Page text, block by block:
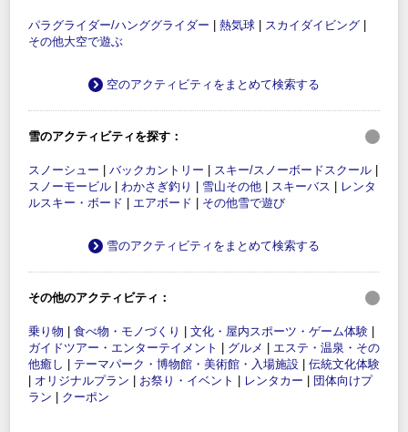
パラグライダー/ハンググライダー 熱気球 スカイダイビング
その他大空で遊ぶ
空のアクティビティをまとめて検索する
雪のアクティビティを探す：
スノーシュー バックカントリー スキー/スノーボードスクール
スノーモービル
わかさぎ釣り 雪山その他 スキーバス
レンタ
ルスキー・ボード
エアボード その他雪で遊び
雪のアクティビティをまとめて検索する
その他のアクティビティ：
乗り物 食べ物・モノづくり 文化・屋内スポーツ・ゲーム体験
ガイドツアー・エンターテイメント
グルメ
エステ・温泉・その
他癒し
テーマパーク・博物館・美術館・入場施設
伝統文化体験
オリジナルプラン お祭り・イベント レンタカー
団体向けプ
ラン
クーポン